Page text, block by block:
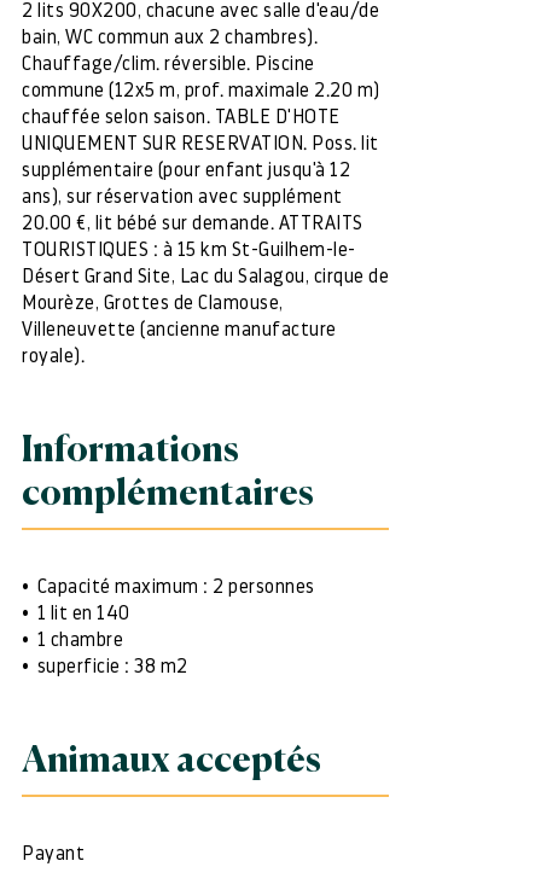
2 lits 90X200, chacune avec salle d'eau/de
bain, WC commun aux 2 chambres).
Chauffage/clim. réversible. Piscine
commune (12x5 m, prof. maximale 2.20 m)
chauffée selon saison. TABLE D'HOTE
UNIQUEMENT SUR RESERVATION. Poss. lit
supplémentaire (pour enfant jusqu'à 12
ans), sur réservation avec supplément
20.00 €, lit bébé sur demande. ATTRAITS
TOURISTIQUES : à 15 km St-Guilhem-le-
Désert Grand Site, Lac du Salagou, cirque de
Mourèze, Grottes de Clamouse,
Villeneuvette (ancienne manufacture
royale).
Informations
complémentaires
Capacité maximum : 2 personnes
1 lit en 140
1 chambre
superficie : 38 m2
Animaux acceptés
Payant